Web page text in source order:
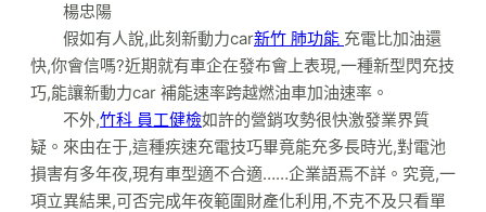
楊忠陽
假如有人說,此刻新動力car新竹 肺功能 充電比加油還
快,你會信嗎?近期就有車企在發布會上表現,一種新型閃充技
巧,能讓新動力car 補能速率跨越燃油車加油速率。
不外,竹科 員工健檢如許的營銷攻勢很快激發業界質
疑。來由在于,這種疾速充電技巧畢竟能充多長時光,對電池
損害有多年夜,現有車型適不合適……企業語焉不詳。究竟,一
項立異結果,可否完成年夜範圍財產化利用,不克不及只看單